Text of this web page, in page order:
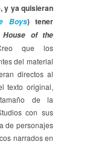
y ya quisieran
Boys) tener
House of the
que los
del material
directos al
texto original,
de la
con sus
de personajes
narrados en